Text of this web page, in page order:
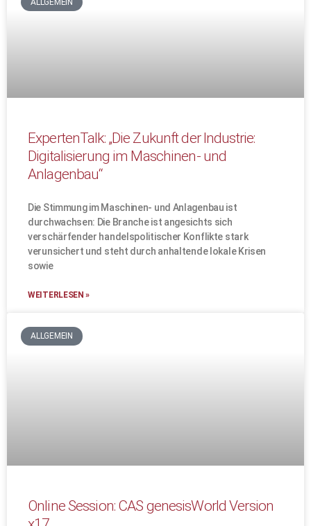
ALLGEMEIN
ExpertenTalk: „Die Zukunft der Industrie:
Digitalisierung im Maschinen- und
Anlagenbau“
Die Stimmung im Maschinen- und Anlagenbau ist
durchwachsen: Die Branche ist angesichts sich
verschärfender handelspolitischer Konflikte stark
verunsichert und steht durch anhaltende lokale Krisen
sowie
WEITERLESEN »
ALLGEMEIN
Online Session: CAS genesisWorld Version